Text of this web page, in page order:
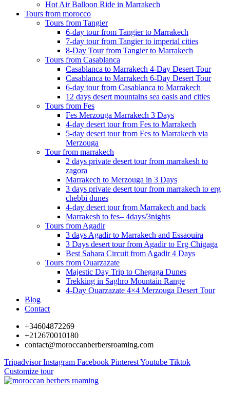
Hot Air Balloon Ride in Marrakech
Tours from morocco
Tours from Tangier
6-day tour from Tangier to Marrakech
7-day tour from Tangier to imperial cities
8-Day Tour from Tangier to Marrakech
Tours from Casablanca
Casablanca to Marrakech 4-Day Desert Tour
Casablanca to Marrakech 6-Day Desert Tour
6-day tour from Casablanca to Marrakech
12 days desert mountains sea oasis and cities
Tours from Fes
Fes Merzouga Marrakech 3 Days
4-day desert tour from Fes to Marrakech
5-day desert tour from Fes to Marrakech via
Merzouga
Tour from marrakech
2 days private desert tour from marrakesh to
zagora
Marrakech to Merzouga in 3 Days
3 days private desert tour from marrakech to erg
chebbi dunes
4-day desert tour from Marrakech and back
Marrakesh to fes– 4days/3nights
Tours from Agadir
3 days Agadir to Marrakech and Essaouira
3 Days desert tour from Agadir to Erg Chigaga
Best Sahara Circuit from Agadir 4 Days
Tours from Ouarzazate
Majestic Day Trip to Chegaga Dunes
Trekking in Saghro Mountain Range
4-Day Ouarzazate 4×4 Merzouga Desert Tour
Blog
Contact
+34604872269
+212670010180
contact@moroccanberbersroaming.com
Tripadvisor Instagram Facebook PinterestYoutube Tiktok
Customize tour